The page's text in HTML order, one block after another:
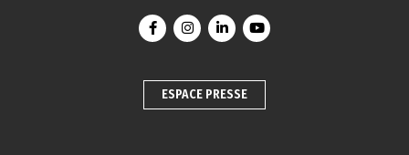
Lien vers le compte Facebook
Lien vers le compte Instagram
Lien vers le compte Linkedin
Lien vers la chaîne
ESPACE PRESSE